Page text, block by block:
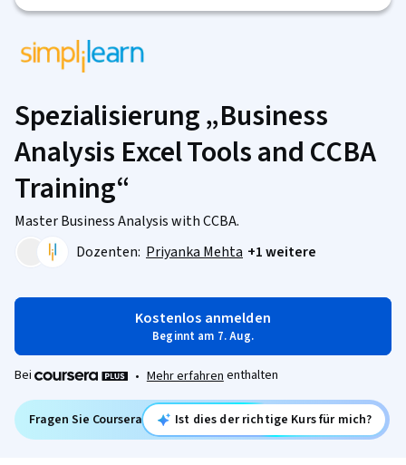
Spezialisierung „Business
Analysis Excel Tools and CCBA
Training“
Master Business Analysis with CCBA.
Dozenten: Priyanka Mehta +1 weitere
Kostenlos anmelden
Beginnt am 7. Aug.
Bei • Mehr erfahren enthalten
Fragen Sie Coursera Ist dies der richtige Kurs für mich?